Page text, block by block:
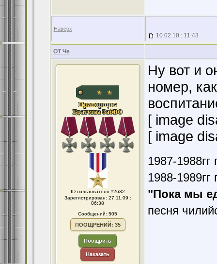
Наверх
10.02.10 : 11:43
ОТ Че
ID пользователя #2632
Зарегистрирован: 27.11.09 :
06:38
Сообщений: 505
ПООЩРЕНИЙ: 35
Поощрить
Наказать
Ну вот и
номер,
[ image
[ image
1987-
1988-
"Пока мы
песня